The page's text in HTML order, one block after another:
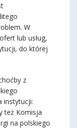
W
lub usług,
do której
z
instytucji:
też Komisja
na polskiego